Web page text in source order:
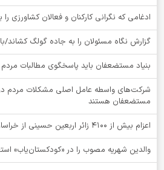
ادغامی که نگرانی کارکنان و فعالان کشاورزی
گزارش نگاه مسئولان را به جاده گولگ کشاند/
بنیاد مستضعفان باید پاسخگوی مطالبات
شرکت‌های واسطه عامل اصلی مشکلات مردم
مستضعفان هستند
اعزام بیش از 4100 زائر اربعین حسینی از خراسان جنوبی
والدین شهریه مصوب را در «کودکستان‌یاب»